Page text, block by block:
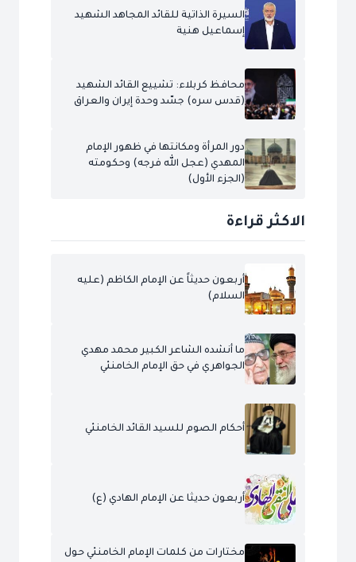
السيرة الذاتية للقائد المجاهد الشهيد
إسماعيل هنية
محافظ كربلاء: تشييع القائد الشهيد
(قدس سره) جسّد وحدة إيران والعراق
دور المرأة ومكانتها في ظهور الإمام
المهدي (عجل الله فرجه) وحكومته
(الجزء الأول)
الاكثر قراءة
أربعون حديثاً عن الإمام الكاظم (عليه
السلام)
ما أنشده الشاعر الكبير محمد مهدي
الجواهري في حق الإمام الخامنئي
أحكام الصوم للسيد القائد الخامنئي
أربعون حديثا عن الإمام الهادي (ع)
مختارات من كلمات الإمام الخامنئي حول